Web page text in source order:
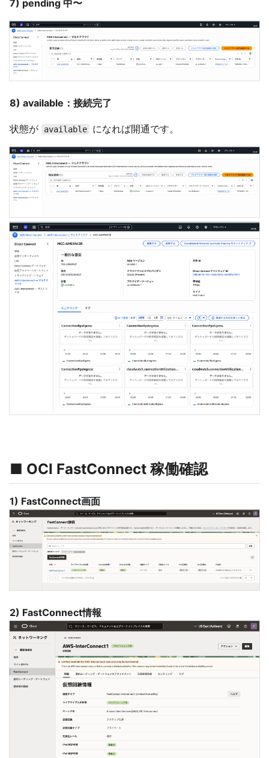
7) pending 中〜
8) available：接続完了
状態が available になれば開通です。
■ OCI FastConnect 稼働確認
1) FastConnect画面
2) FastConnect情報